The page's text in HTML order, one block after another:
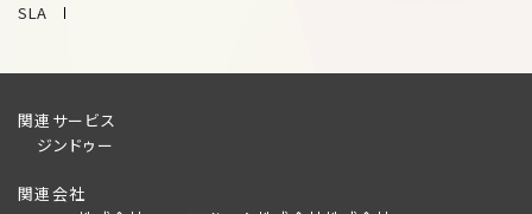
SLA
関連サービス
ジンドゥー
関連会社